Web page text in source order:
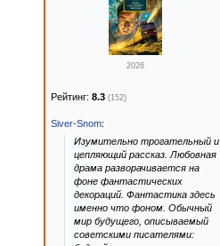
2026
Рейтинг: 8.3 (152)
Siver-Snom:
Изумительно трогательный и
цепляющий рассказ. Любовная
драма разворачивается на
фоне фантастических
декораций. Фантастика здесь
именно что фоном. Обычный
мир будущего, описываемый
советскими писателями: